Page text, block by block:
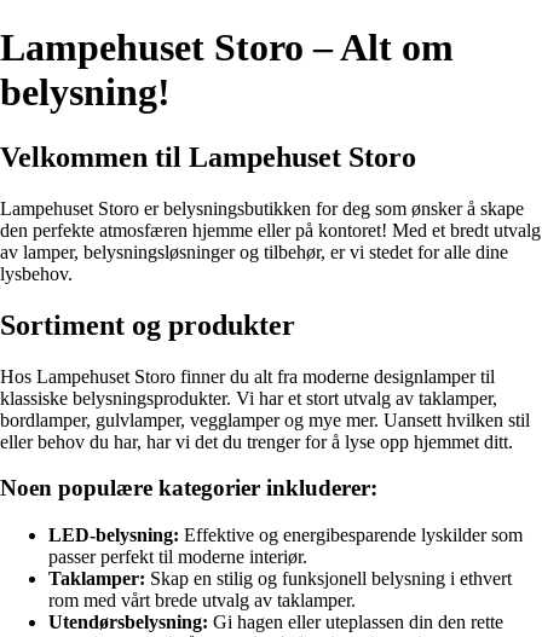
Lampehuset Storo – Alt om
belysning!
Velkommen til Lampehuset Storo
Lampehuset Storo er belysningsbutikken for deg som ønsker å skape
den perfekte atmosfæren hjemme eller på kontoret! Med et bredt utvalg
av lamper, belysningsløsninger og tilbehør, er vi stedet for alle dine
lysbehov.
Sortiment og produkter
Hos Lampehuset Storo finner du alt fra moderne designlamper til
klassiske belysningsprodukter. Vi har et stort utvalg av taklamper,
bordlamper, gulvlamper, vegglamper og mye mer. Uansett hvilken stil
eller behov du har, har vi det du trenger for å lyse opp hjemmet ditt.
Noen populære kategorier inkluderer:
LED-belysning: Effektive og energibesparende lyskilder som
passer perfekt til moderne interiør.
Taklamper: Skap en stilig og funksjonell belysning i ethvert
rom med vårt brede utvalg av taklamper.
Utendørsbelysning: Gi hagen eller uteplassen din den rette